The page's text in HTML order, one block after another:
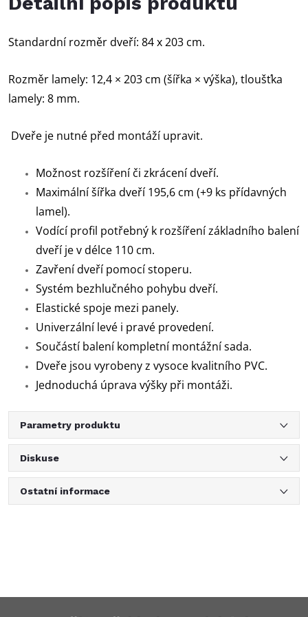
Standardní rozměr dveří: 84 x 203 cm.
Rozměr lamely: 12,4 × 203 cm (šířka × výška), tloušťka
lamely: 8 mm.
Dveře je nutné před montáží upravit.
Možnost rozšíření či zkrácení dveří.
Maximální šířka dveří 195,6 cm (+9 ks přídavných
lamel).
Vodící profil potřebný k rozšíření základního balení
dveří je v délce 110 cm.
Zavření dveří pomocí stoperu.
Systém bezhlučného pohybu dveří.
Elastické spoje mezi panely.
Univerzální levé i pravé provedení.
Součástí balení kompletní montážní sada.
Dveře jsou vyrobeny z vysoce kvalitního PVC.
Jednoduchá úprava výšky při montáži.
Parametry produktu
Diskuse
Ostatní informace